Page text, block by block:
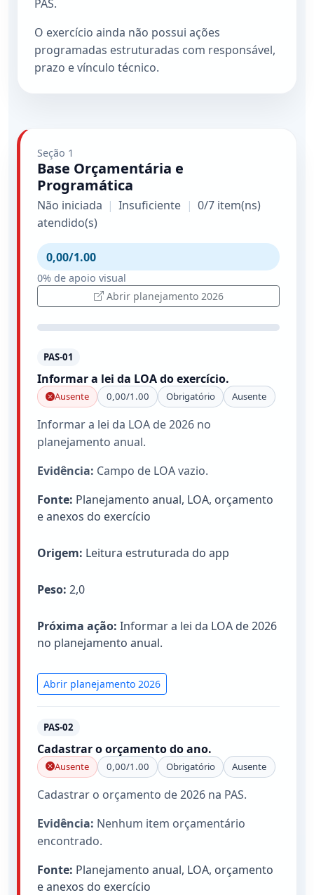
PAS.
O exercício ainda não possui ações
programadas estruturadas com responsável,
prazo e vínculo técnico.
Seção 1
Base Orçamentária e
Programática
Não iniciada | Insuficiente | 0/7 item(ns)
atendido(s)
0,00/1.00
0% de apoio visual
Abrir planejamento 2026
PAS-01
Informar a lei da LOA do exercício.
Ausente 0,00/1.00 Obrigatório Ausente
Informar a lei da LOA de 2026 no
planejamento anual.
Evidência: Campo de LOA vazio.
Fonte: Planejamento anual, LOA, orçamento
e anexos do exercício
Origem: Leitura estruturada do app
Peso: 2,0
Próxima ação: Informar a lei da LOA de 2026
no planejamento anual.
Abrir planejamento 2026
PAS-02
Cadastrar o orçamento do ano.
Ausente 0,00/1.00 Obrigatório Ausente
Cadastrar o orçamento de 2026 na PAS.
Evidência: Nenhum item orçamentário
encontrado.
Fonte: Planejamento anual, LOA, orçamento
e anexos do exercício